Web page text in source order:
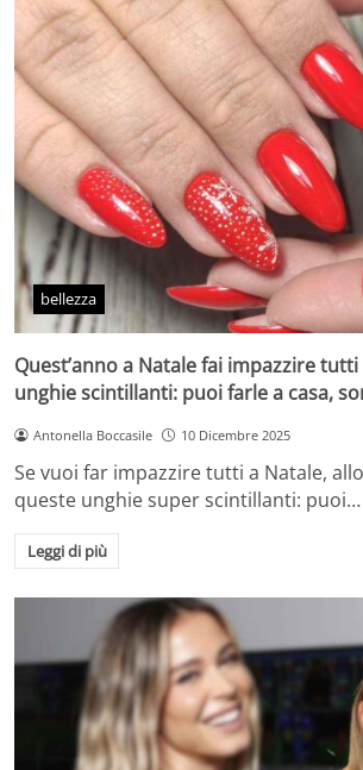
bellezza
Quest’anno a Natale fai impazzire
unghie scintillanti: puoi farle a casa,
Antonella Boccasile 10 Dicembre 2025
Se vuoi far impazzire tutti a Natale,
queste unghie super scintillanti: puoi…
Leggi di più